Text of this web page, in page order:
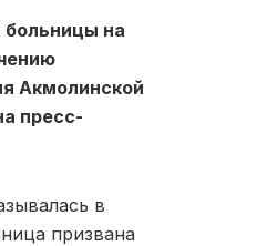
на
Акмолинской
пресс-
в
призвана